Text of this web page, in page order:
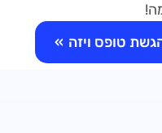
טופס ויזה »